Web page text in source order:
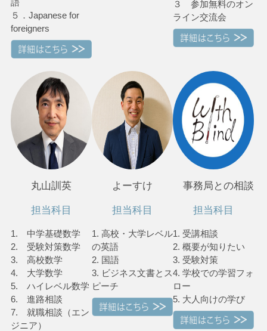
語
５．Japanese for
foreigners
３ 参加無料のオン
ライン交流会
丸山訓英
担当科目
1. 中学基礎数学
2. 受験対策数学
3. 高校数学
4. 大学数学
5. ハイレベル数学
6. 進路相談
7. 就職相談（エン
ジニア）
よーすけ
担当科目
1. 高校・大学レベル
の英語
2. 国語
3. ビジネス文書とス
ピーチ
事務局との相談
担当科目
1. 受講相談
2. 概要が知りたい
3. 受験対策
4. 学校での学習フォ
ロー
5. 大人向けの学び